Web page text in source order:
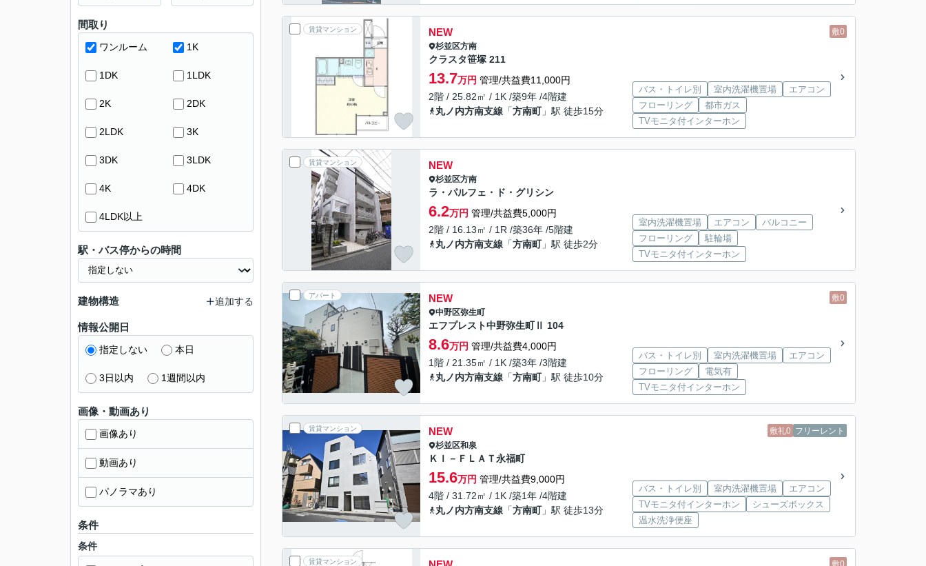
賃貸マンション 敷0
NEW
杉並区方南
クラスタ笹塚 211
13.7万円 管理/共益費11,000円
2階 / 25.82㎡ / 1K /築9年 /4階建
丸ノ内方南支線 「方南町」駅 徒歩15分
バス・トイレ別 室内洗濯機置場
エアコン
フローリング
都市ガス
TVモニタ付インターホン
賃貸マンション NEW
杉並区方南
ラ・パルフェ・ド・グリシン
6.2万円 管理/共益費5,000円
2階 / 16.13㎡ / 1R /築36年 /5階建
丸ノ内方南支線 「方南町」駅 徒歩2分
室内洗濯機置場 エアコン
バルコニー
フローリング
駐輪場
TVモニタ付インターホン
アパート 敷0
NEW
中野区弥生町
エフプレスト中野弥生町Ⅱ 104
8.6万円 管理/共益費4,000円
1階 / 21.35㎡ / 1K /築3年 /3階建
丸ノ内方南支線 「方南町」駅 徒歩10分
バス・トイレ別 室内洗濯機置場
エアコン
フローリング
電気有
TVモニタ付インターホン
賃貸マンション 敷礼0 フリーレント
NEW
杉並区和泉
ＫＩ－ＦＬＡＴ永福町
15.6万円 管理/共益費9,000円
4階 / 31.72㎡ / 1K /築1年 /4階建
丸ノ内方南支線 「方南町」駅 徒歩13分
バス・トイレ別 室内洗濯機置場
エアコン
TVモニタ付インターホン
シューズボックス
温水洗浄便座
賃貸マンション 敷0
間取り
ワンルーム 1K
1DK 1LDK
2K 2DK
2LDK 3K
3DK 3LDK
4K 4DK
4LDK以上
駅・バス停からの時間
建物構造 追加する
情報公開日
指定しない 本日
3日以内 1週間以内
画像・動画あり
画像あり
動画あり
パノラマあり
条件
条件